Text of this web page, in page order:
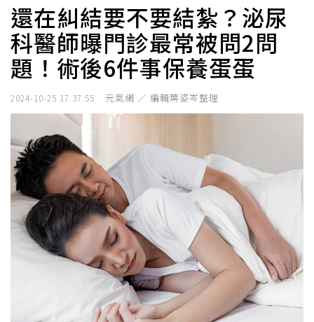
還在糾結要不要結紮？泌尿
科醫師曝門診最常被問2問
題！術後6件事保養蛋蛋
2024-10-25 17:37:55 元氣網 ／ 編輯葉姿岑整理